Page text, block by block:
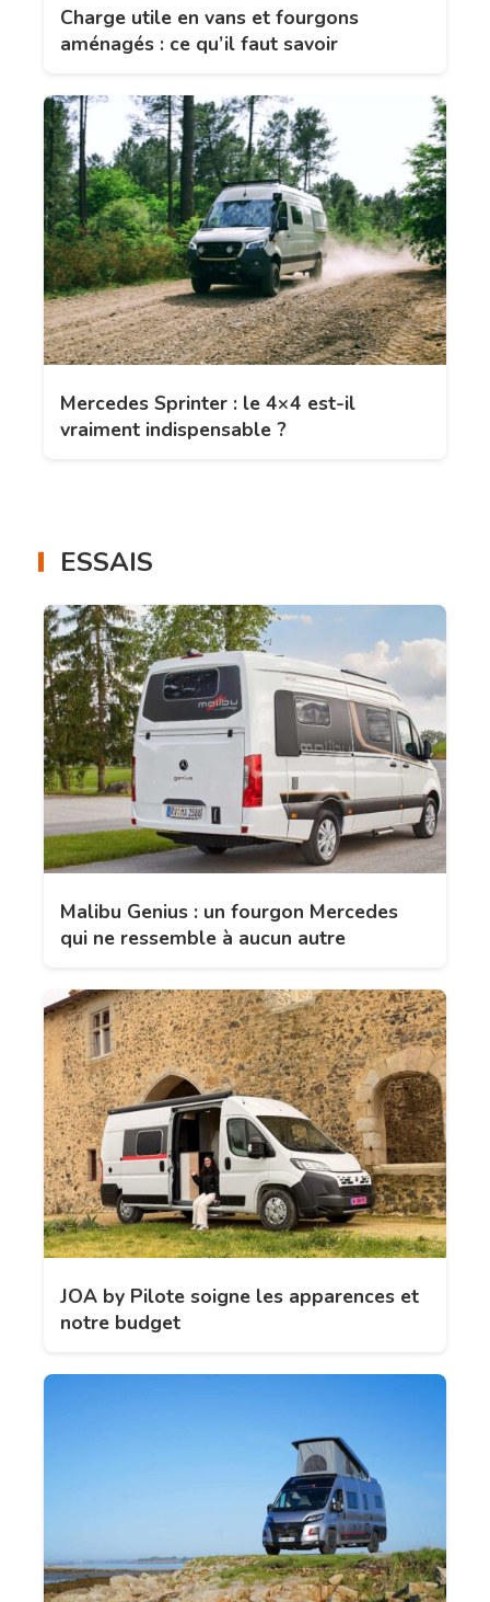
Charge utile en vans et fourgons
aménagés : ce qu’il faut savoir
Mercedes Sprinter : le 4×4 est-il
vraiment indispensable ?
ESSAIS
Malibu Genius : un fourgon Mercedes
qui ne ressemble à aucun autre
JOA by Pilote soigne les apparences et
notre budget